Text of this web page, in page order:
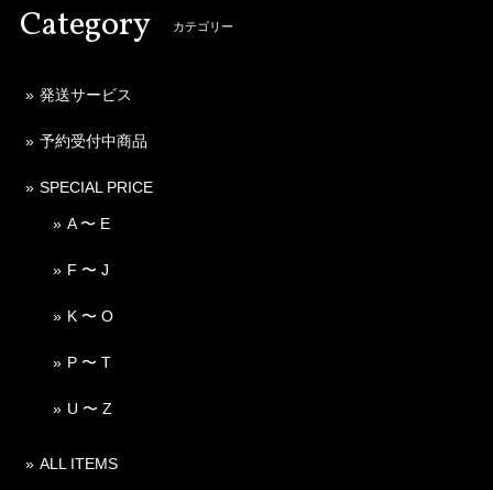
Category カテゴリー
発送サービス
予約受付中商品
SPECIAL PRICE
A 〜 E
F 〜 J
K 〜 O
P 〜 T
U 〜 Z
ALL ITEMS